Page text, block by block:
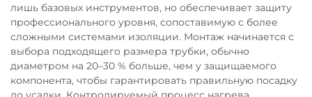
лишь базовых инструментов, но обеспечивает защиту
профессионального уровня, сопоставимую с более
сложными системами изоляции. Монтаж начинается с
выбора подходящего размера трубки, обычно
диаметром на 20–30 % больше, чем у защищаемого
компонента, чтобы гарантировать правильную посадку